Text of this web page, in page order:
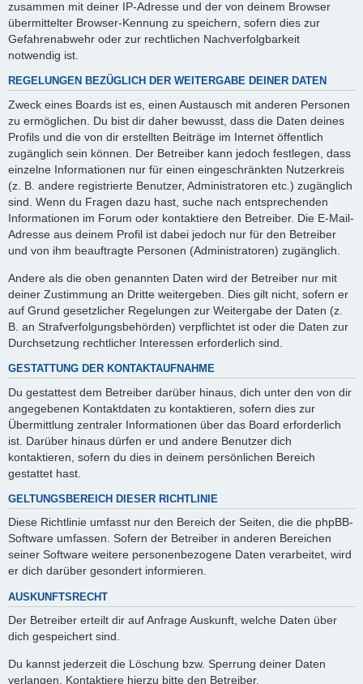
zusammen mit deiner IP-Adresse und der von deinem Browser
übermittelter Browser-Kennung zu speichern, sofern dies zur
Gefahrenabwehr oder zur rechtlichen Nachverfolgbarkeit
notwendig ist.
REGELUNGEN BEZÜGLICH DER WEITERGABE DEINER DATEN
Zweck eines Boards ist es, einen Austausch mit anderen Personen
zu ermöglichen. Du bist dir daher bewusst, dass die Daten deines
Profils und die von dir erstellten Beiträge im Internet öffentlich
zugänglich sein können. Der Betreiber kann jedoch festlegen, dass
einzelne Informationen nur für einen eingeschränkten Nutzerkreis
(z. B. andere registrierte Benutzer, Administratoren etc.) zugänglich
sind. Wenn du Fragen dazu hast, suche nach entsprechenden
Informationen im Forum oder kontaktiere den Betreiber. Die E-Mail-
Adresse aus deinem Profil ist dabei jedoch nur für den Betreiber
und von ihm beauftragte Personen (Administratoren) zugänglich.
Andere als die oben genannten Daten wird der Betreiber nur mit
deiner Zustimmung an Dritte weitergeben. Dies gilt nicht, sofern er
auf Grund gesetzlicher Regelungen zur Weitergabe der Daten (z.
B. an Strafverfolgungsbehörden) verpflichtet ist oder die Daten zur
Durchsetzung rechtlicher Interessen erforderlich sind.
GESTATTUNG DER KONTAKTAUFNAHME
Du gestattest dem Betreiber darüber hinaus, dich unter den von dir
angegebenen Kontaktdaten zu kontaktieren, sofern dies zur
Übermittlung zentraler Informationen über das Board erforderlich
ist. Darüber hinaus dürfen er und andere Benutzer dich
kontaktieren, sofern du dies in deinem persönlichen Bereich
gestattet hast.
GELTUNGSBEREICH DIESER RICHTLINIE
Diese Richtlinie umfasst nur den Bereich der Seiten, die die phpBB-
Software umfassen. Sofern der Betreiber in anderen Bereichen
seiner Software weitere personenbezogene Daten verarbeitet, wird
er dich darüber gesondert informieren.
AUSKUNFTSRECHT
Der Betreiber erteilt dir auf Anfrage Auskunft, welche Daten über
dich gespeichert sind.
Du kannst jederzeit die Löschung bzw. Sperrung deiner Daten
verlangen. Kontaktiere hierzu bitte den Betreiber.